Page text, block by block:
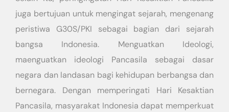
juga bertujuan untuk mengingat sejarah, mengenang
peristiwa G30S/PKI sebagai bagian dari sejarah
bangsa Indonesia. Menguatkan Ideologi,
maenguatkan ideologi Pancasila sebagai dasar
negara dan landasan bagi kehidupan berbangsa dan
bernegara. Dengan memperingati Hari Kesaktian
Pancasila, masyarakat Indonesia dapat memperkuat